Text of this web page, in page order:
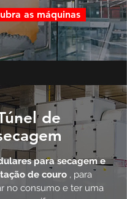
as máquinas
de
para secagem e
de couro, para
no consumo e ter uma